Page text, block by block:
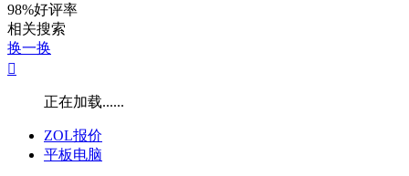
98%好评率
相关搜索
换一换

正在加载......
ZOL报价
平板电脑